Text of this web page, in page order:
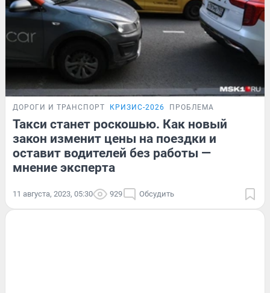
ДОРОГИ И ТРАНСПОРТ КРИЗИС-2026 ПРОБЛЕМА
Такси станет роскошью. Как новый
закон изменит цены на поездки и
оставит водителей без работы —
мнение эксперта
11 августа, 2023, 05:30 929 Обсудить